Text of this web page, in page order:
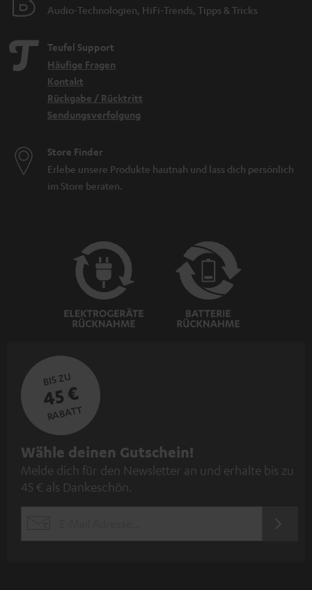
Audio-Technologien, HiFi-Trends, Tipps & Tricks
Teufel Support
Häufige Fragen
Kontakt
Rückgabe / Rücktritt
Sendungsverfolgung
Store Finder
Erlebe unsere Produkte hautnah und lass dich persönlich
im Store beraten.
BIS ZU
45 €
RABATT
N
e
w
Wähle deinen Gutschein!
Melde dich für den Newsletter an und erhalte bis zu
45 € als Dankeschön.